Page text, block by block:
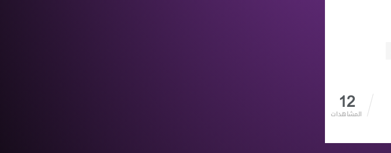
12
المشاهدات